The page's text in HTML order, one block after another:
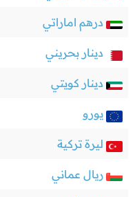
درهم اماراتي
دينار بحريني
دينار كويتي
يورو
ليرة تركية
ريال عماني